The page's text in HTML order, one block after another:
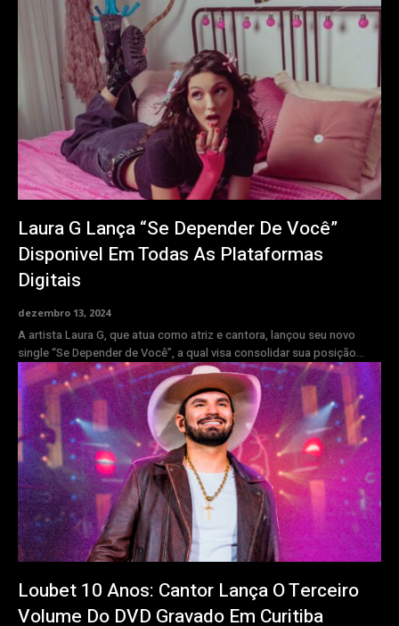
Laura G Lança “Se Depender De Você”
Disponivel Em Todas As Plataformas
Digitais
dezembro 13, 2024
A artista Laura G, que atua como atriz e cantora, lançou seu novo
single “Se Depender de Você”, a qual visa consolidar sua posição...
Loubet 10 Anos: Cantor Lança O Terceiro
Volume Do DVD Gravado Em Curitiba